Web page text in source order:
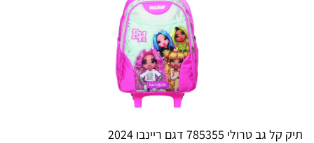
תיק קל גב טרולי 785355 דגם ריינבו 2024